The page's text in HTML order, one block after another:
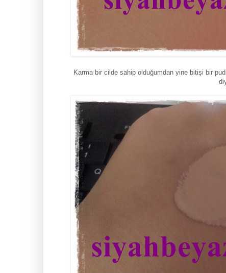
Karma bir cilde sahip olduğumdan yine bitişi bir